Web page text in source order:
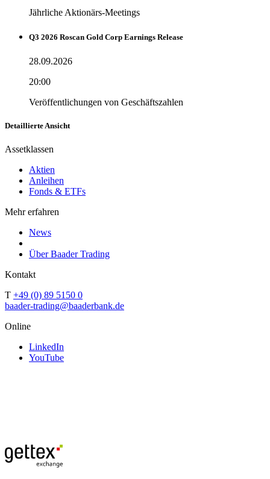
Jährliche Aktionärs-Meetings
Q3 2026 Roscan Gold Corp Earnings Release
28.09.2026
20:00
Veröffentlichungen von Geschäftszahlen
Detaillierte Ansicht
Assetklassen
Aktien
Anleihen
Fonds & ETFs
Mehr erfahren
News
Über Baader Trading
Kontakt
T +49 (0) 89 5150 0
baader-trading@baaderbank.de
Online
LinkedIn
YouTube